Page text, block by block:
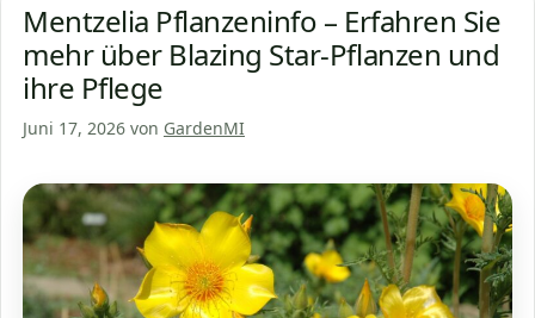
Mentzelia Pflanzeninfo – Erfahren Sie
mehr über Blazing Star-Pflanzen und
ihre Pflege
Juni 17, 2026 von GardenMI